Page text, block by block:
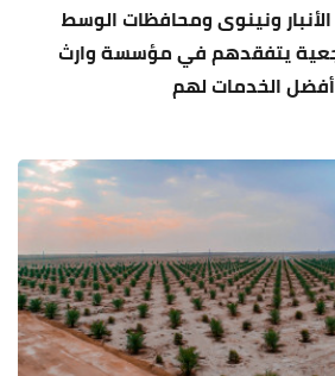
ونينوى ومحافظات الوسط
يتفقدهم في مؤسسة وارث
أفضل الخدمات لهم